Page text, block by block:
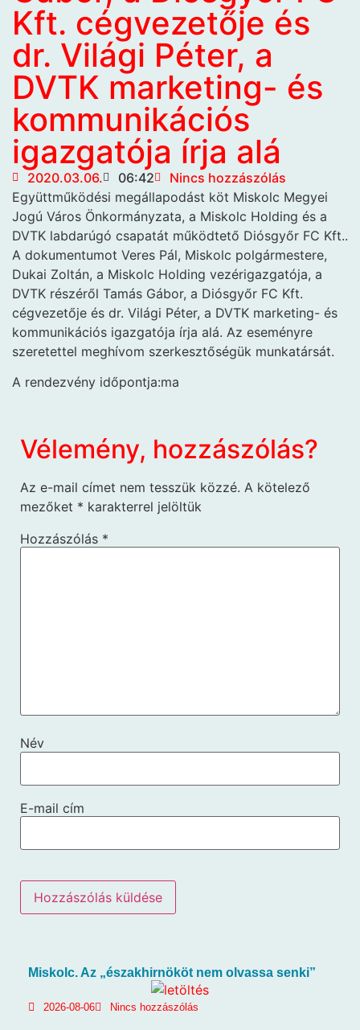
Kft. cégvezetője és
dr. Világi Péter, a
DVTK marketing- és
kommunikációs
igazgatója írja alá
2020.03.06. 06:42
Nincs hozzászólás
Együttműködési megállapodást köt Miskolc Megyei
Jogú Város Önkormányzata, a Miskolc Holding és a
DVTK labdarúgó csapatát működtető Diósgyőr FC Kft..
A dokumentumot Veres Pál, Miskolc polgármestere,
Dukai Zoltán, a Miskolc Holding vezérigazgatója, a
DVTK részéről Tamás Gábor, a Diósgyőr FC Kft.
cégvezetője és dr. Világi Péter, a DVTK marketing- és
kommunikációs igazgatója írja alá. Az eseményre
szeretettel meghívom szerkesztőségük munkatársát.
A rendezvény időpontja:ma
Vélemény, hozzászólás?
Az e-mail címet nem tesszük közzé. A kötelező
mezőket * karakterrel jelöltük
Hozzászólás *
Név
E-mail cím
Miskolc. Az „északhirnököt nem olvassa senki”
2026-08-06 Nincs hozzászólás